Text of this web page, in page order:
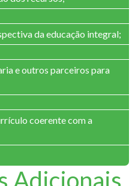
da educação integral;
e outros parceiros para
coerente com a
Adicionais